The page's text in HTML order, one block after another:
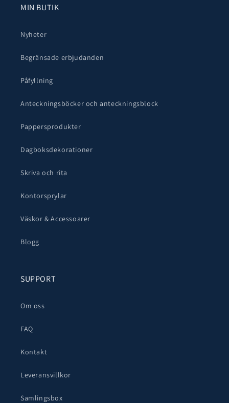
MIN BUTIK
Nyheter
Begränsade erbjudanden
Påfyllning
Anteckningsböcker och anteckningsblock
Pappersprodukter
Dagboksdekorationer
Skriva och rita
Kontorsprylar
Väskor & Accessoarer
Blogg
SUPPORT
Om oss
FAQ
Kontakt
Leveransvillkor
Samlingsbox